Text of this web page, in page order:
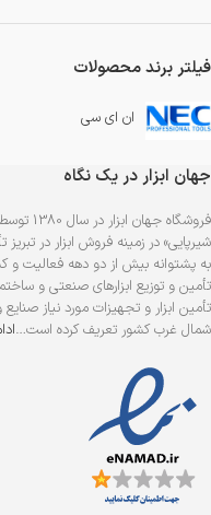
فیلتر برند محصولات
ان ای سی
جهان ابزار در یک نگاه
فروشگاه
شیرپایی» در زمینه فروش ابزار در
به پشتوانه بیش از دو دهه فعالیت و
تأمین و توزیع ابزارهای صنعتی و
تأمین ابزار و تجهیزات مورد نیاز
شمال غرب کشور تعریف کرده است…